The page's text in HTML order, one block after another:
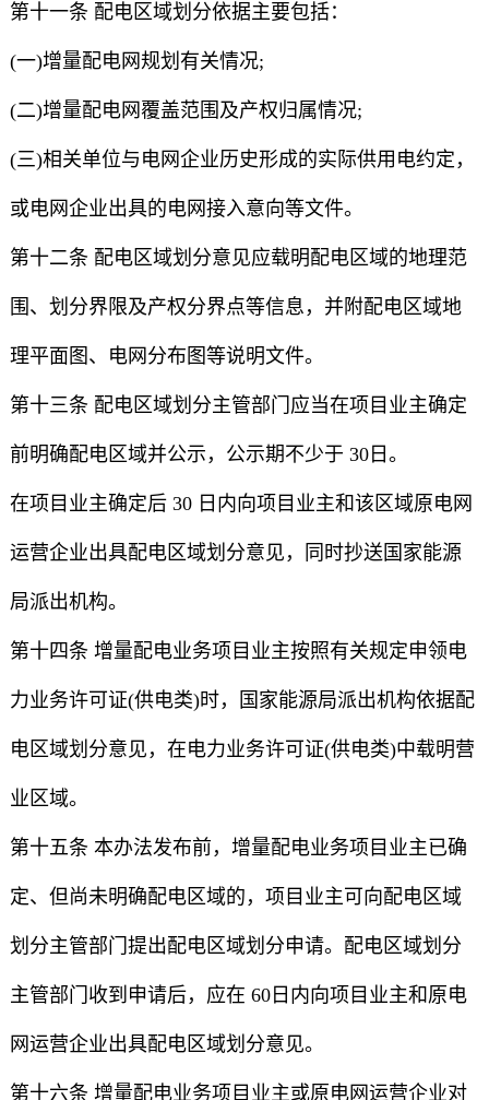
第十一条 配电区域划分依据主要包括：
(一)增量配电网规划有关情况;
(二)增量配电网覆盖范围及产权归属情况;
(三)相关单位与电网企业历史形成的实际供用电约定，
或电网企业出具的电网接入意向等文件。
第十二条 配电区域划分意见应载明配电区域的地理范
围、划分界限及产权分界点等信息，并附配电区域地
理平面图、电网分布图等说明文件。
第十三条 配电区域划分主管部门应当在项目业主确定
前明确配电区域并公示，公示期不少于 30日。
在项目业主确定后 30 日内向项目业主和该区域原电网
运营企业出具配电区域划分意见，同时抄送国家能源
局派出机构。
第十四条 增量配电业务项目业主按照有关规定申领电
力业务许可证(供电类)时，国家能源局派出机构依据配
电区域划分意见，在电力业务许可证(供电类)中载明营
业区域。
第十五条 本办法发布前，增量配电业务项目业主已确
定、但尚未明确配电区域的，项目业主可向配电区域
划分主管部门提出配电区域划分申请。配电区域划分
主管部门收到申请后，应在 60日内向项目业主和原电
网运营企业出具配电区域划分意见。
第十六条 增量配电业务项目业主或原电网运营企业对